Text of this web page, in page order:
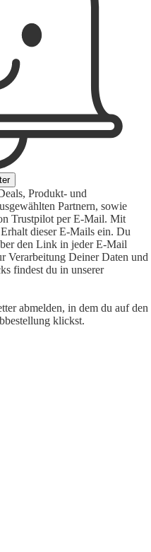
Produkt- und
Partnern, sowie
Trustpilot per E-Mail. Mit
dieser E-Mails ein. Du
den Link in jeder E-Mail
Verarbeitung Deiner Daten und
findest du in unserer
abmelden, in dem du auf den
klickst.